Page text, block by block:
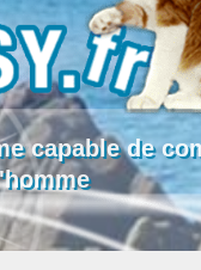
capable de